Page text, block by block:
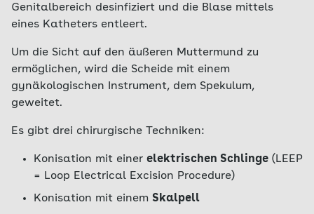
Genitalbereich desinfiziert und die Blase mittels
eines Katheters entleert.
Um die Sicht auf den äußeren Muttermund zu
ermöglichen, wird die Scheide mit einem
gynäkologischen Instrument, dem Spekulum,
geweitet.
Es gibt drei chirurgische Techniken:
Konisation mit einer elektrischen Schlinge (LEEP
= Loop Electrical Excision Procedure)
Konisation mit einem Skalpell